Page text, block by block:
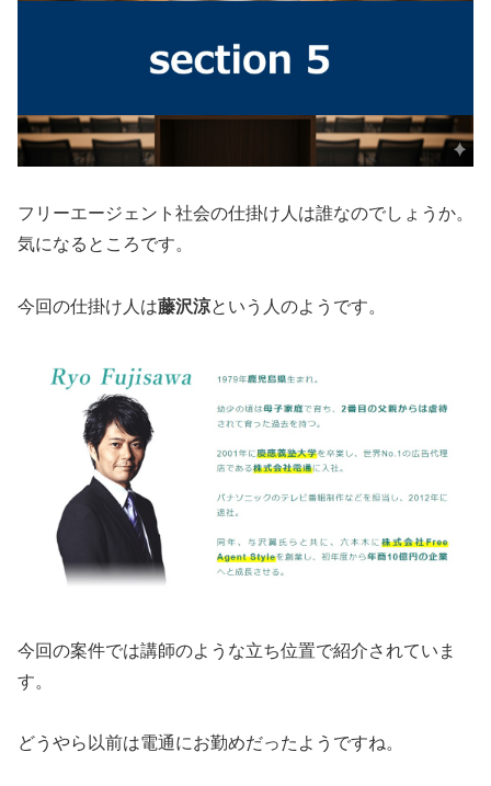
フリーエージェント社会の仕掛け人は誰なのでしょうか。
気になるところです。
今回の仕掛け人は藤沢涼という人のようです。
今回の案件では講師のような立ち位置で紹介されていま
す。
どうやら以前は電通にお勤めだったようですね。